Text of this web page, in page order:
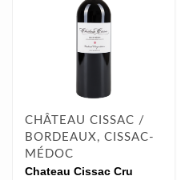
CHÂTEAU CISSAC /
BORDEAUX, CISSAC-
MÉDOC
Chateau Cissac Cru